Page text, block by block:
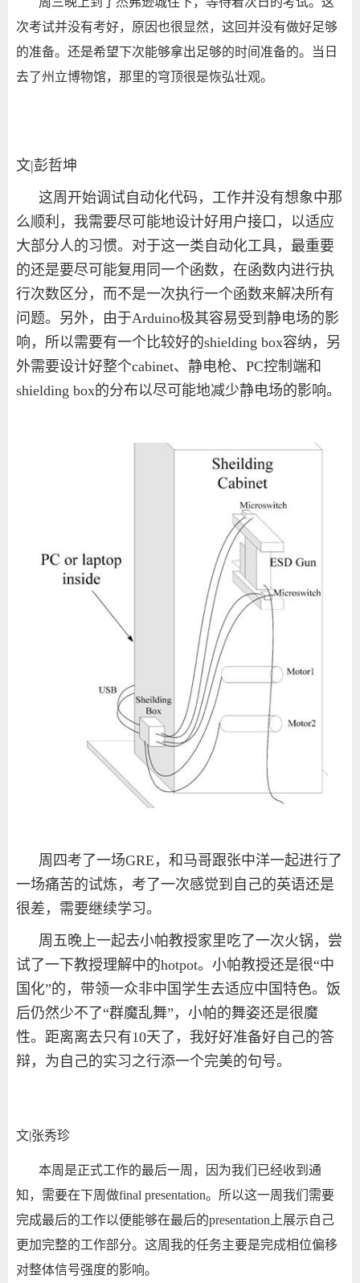
次考试并没有考好，原因也很显然，这回并没有做好足够
的准备。还是希望下次能够拿出足够的时间准备的。当日
去了州立博物馆，那里的穹顶很是恢弘壮观。
文|彭哲坤
这周开始调试自动化代码，工作并没有想象中那
么顺利，我需要尽可能地设计好用户接口，以适应
大部分人的习惯。对于这一类自动化工具，最重要
的还是要尽可能复用同一个函数，在函数内进行执
行次数区分，而不是一次执行一个函数来解决所有
问题。另外，由于Arduino极其容易受到静电场的影
响，所以需要有一个比较好的shielding box容纳，另
外需要设计好整个cabinet、静电枪、PC控制端和
shielding box的分布以尽可能地减少静电场的影响。
周四考了一场GRE，和马哥跟张中洋一起进行了
一场痛苦的试炼，考了一次感觉到自己的英语还是
很差，需要继续学习。
周五晚上一起去小帕教授家里吃了一次火锅，尝
试了一下教授理解中的hotpot。小帕教授还是很“中
国化”的，带领一众非中国学生去适应中国特色。饭
后仍然少不了“群魔乱舞”，小帕的舞姿还是很魔
性。距离离去只有10天了，我好好准备好自己的答
辩，为自己的实习之行添一个完美的句号。
文|张秀珍
本周是正式工作的最后一周，因为我们已经收到通
知，需要在下周做final presentation。所以这一周我们需要
完成最后的工作以便能够在最后的presentation上展示自己
更加完整的工作部分。这周我的任务主要是完成相位偏移
对整体信号强度的影响。